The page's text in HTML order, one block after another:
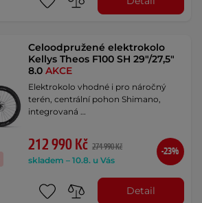
Celoodpružené elektrokolo
Kellys Theos F100 SH 29"/27,5"
8.0AKCE
Elektrokolo vhodné i pro náročný
terén, centrální pohon Shimano,
integrovaná …
212 990 Kč 274 990 Kč
skladem – 10.8. u Vás
-23%
Detail